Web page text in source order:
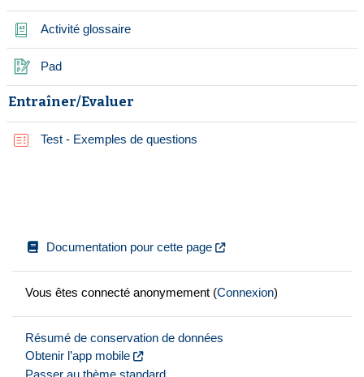
Activité glossaire
PadEtherpad Lite
Entraîner/Evaluer
Test - Exemples de questions
Documentation pour cette page
Vous êtes connecté anonymement (Connexion)
Résumé de conservation de données
Obtenir l’app mobile
Passer au thème standard